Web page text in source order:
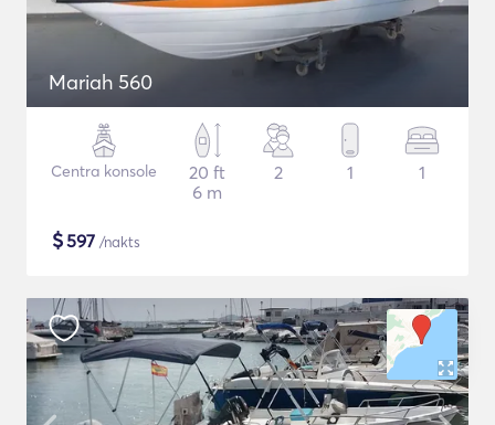
Mariah 560
Centra konsole
20 ft
6 m
2 1 1
$597 /nakts